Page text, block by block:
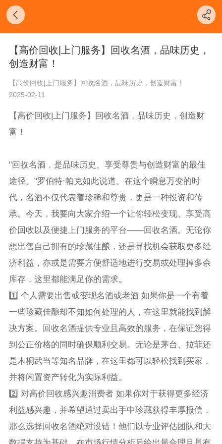
【高价回收|上门服务】回收名酒，品味历史，
创造财富！
【高价回收|上门服务】回收名酒，品味历史，创造财富！
2025-02-11
【高价回收|上门服务】回收名酒，品味历史，创造财
富！
"回收名酒，是品味历史、享受尊贵与创造财富的最佳
途径。"罗伯特·帕克如此说道。在这个瞬息万变的时
代，名酒不仅代表着珍稀和尊贵，更是一种投资和传
承。今天，我要向大家介绍一个让你轻松变现、享受高
价回收以及便捷上门服务的平台——回收名酒。无论你
想出售自己拥有的珍藏佳酿，还是寻找机会获取更多经
济利益，亦或是需要方便舒适地进行交易或处理掉多余
库存，这里都能满足你的需求。
1️⃣ 个人需要出售或变现名酒或老酒 如果你是一个有着
一些珍藏佳酿却不知如何处理的人，在这里就能找到解
决方案。回收名酒提供专业且高效的服务，在保证您得
到公正价格的同时确保顺利交易。无论是茅台、拉菲还
是木桐武当等知名品牌，在这里都可以轻松找到买家，
并将闲置资产转化为实际利益。
2️⃣ 对高价回收感兴趣消费者 如果你对于获得更多经济
利益感兴趣，并希望通过卖出手中珍藏获得丰厚报偿，
那么选择回收名酒绝对没错！他们以专业评估团队和大